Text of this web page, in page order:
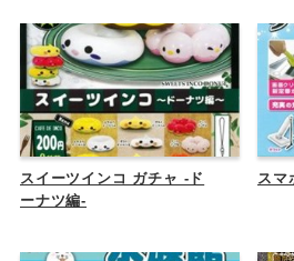
スイーツインコ ガチャ -ド
ーナツ編-
スマ